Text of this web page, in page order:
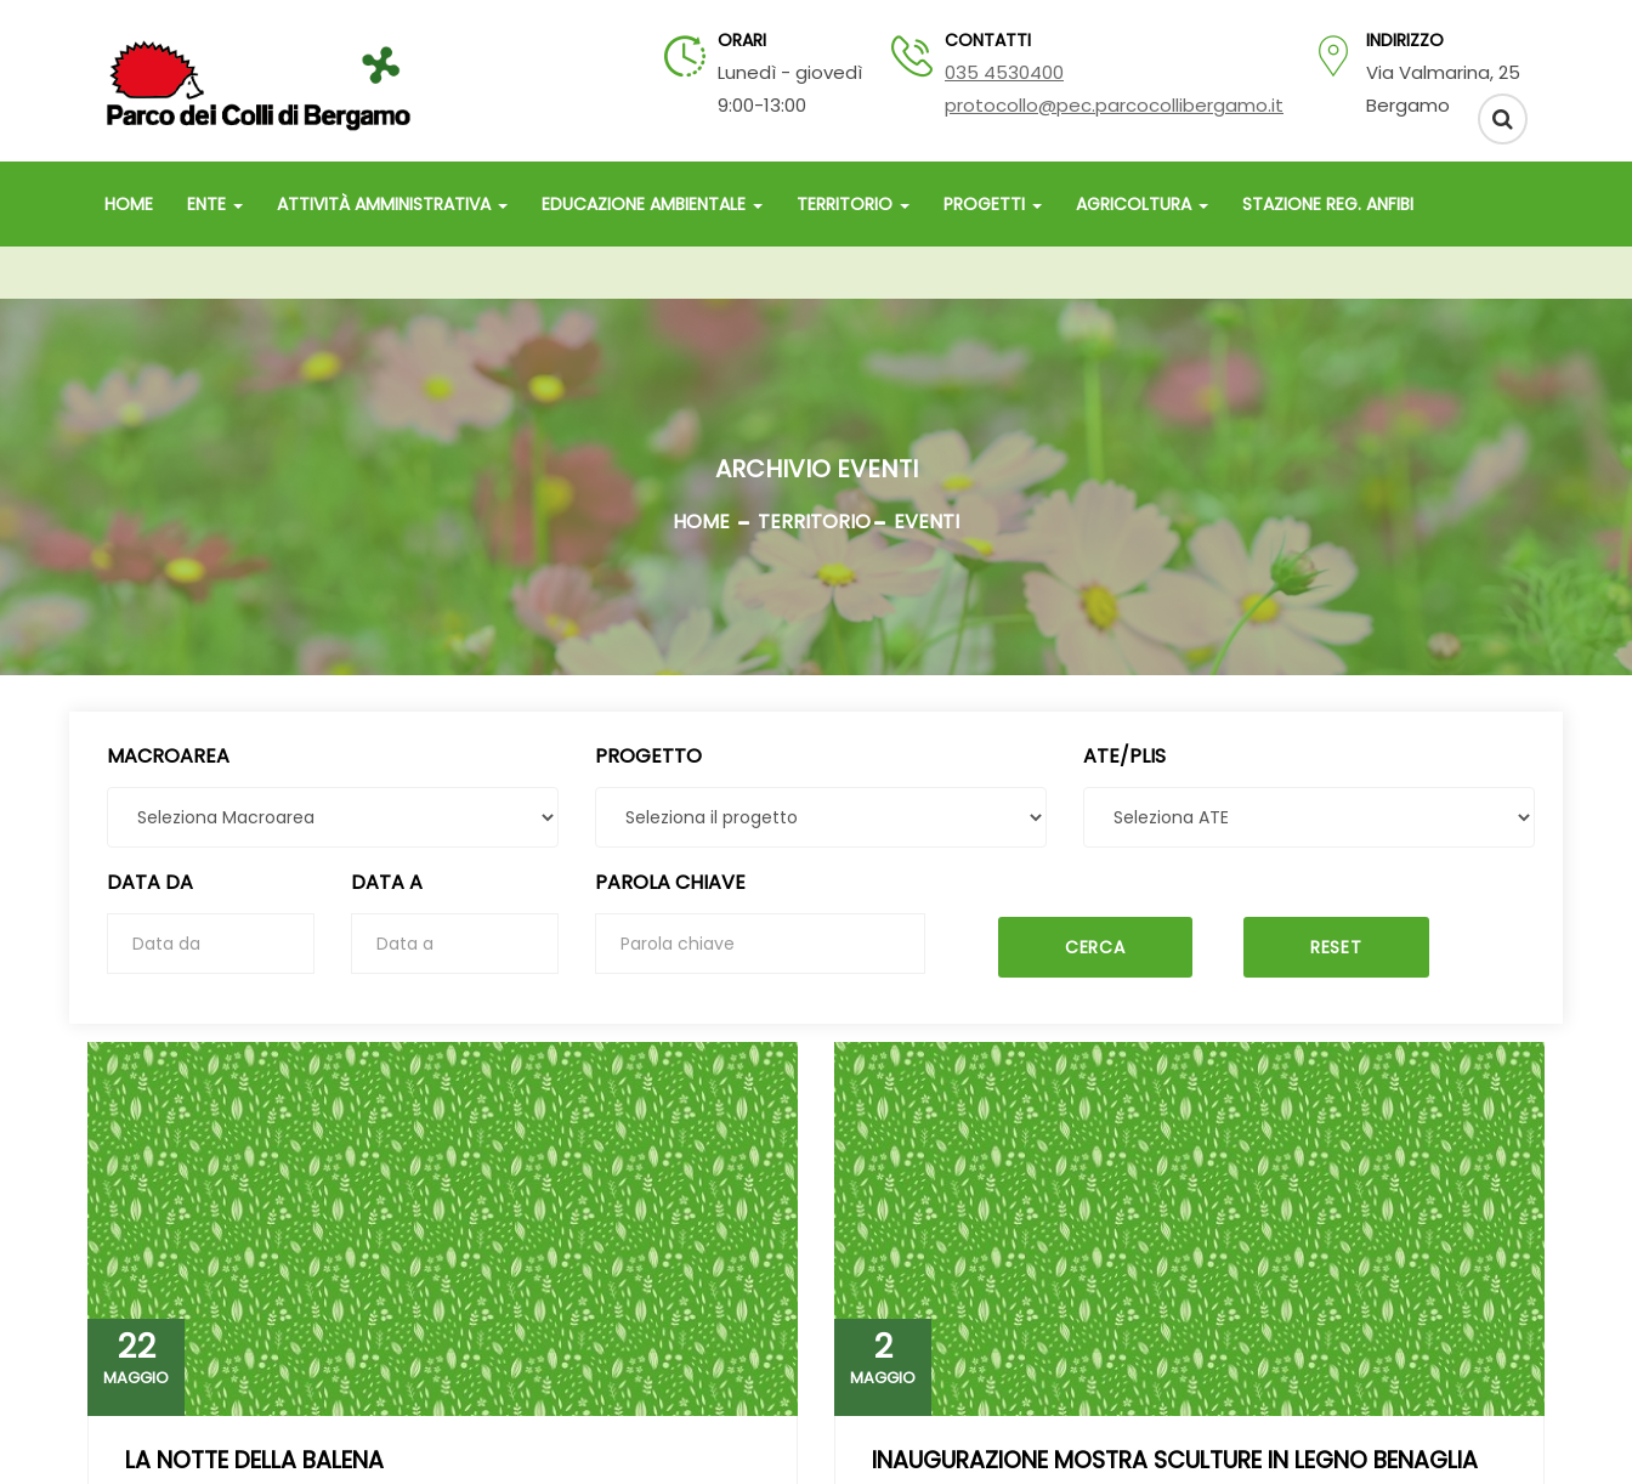
ORARI
Lunedì - giovedì
9:00-13:00
CONTATTI
035 4530400
protocollo@pec.parcocollibergamo.it
INDIRIZZO
Via Valmarina, 25
Bergamo
HOME ENTE ATTIVITÀ AMMINISTRATIVA EDUCAZIONE AMBIENTALE TERRITORIO PROGETTI AGRICOLTURA STAZIONE REG. ANFIBI
ARCHIVIO EVENTI
HOME TERRITORIO EVENTI
MACROAREA PROGETTO ATE/PLIS
DATA DA DATA A PAROLA CHIAVE
CERCA RESET
22
MAGGIO
LA NOTTE DELLA BALENA
2
MAGGIO
INAUGURAZIONE MOSTRA SCULTURE IN LEGNO BENAGLIA